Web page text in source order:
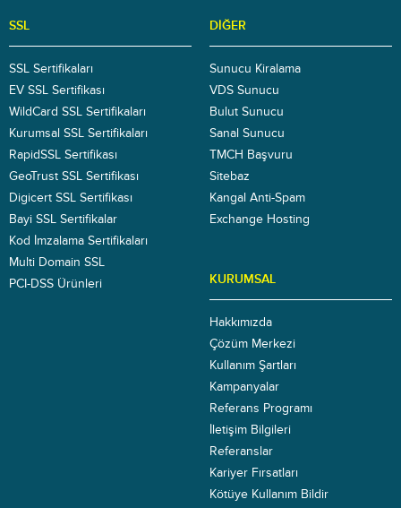
SSL
SSL Sertifikaları
EV SSL Sertifikası
WildCard SSL Sertifikaları
Kurumsal SSL Sertifikaları
RapidSSL Sertifikası
GeoTrust SSL Sertifikası
Digicert SSL Sertifikası
Bayi SSL Sertifikalar
Kod İmzalama Sertifikaları
Multi Domain SSL
PCI-DSS Ürünleri
DIĞER
Sunucu Kiralama
VDS Sunucu
Bulut Sunucu
Sanal Sunucu
TMCH Başvuru
Sitebaz
Kangal Anti-Spam
Exchange Hosting
KURUMSAL
Hakkımızda
Çözüm Merkezi
Kullanım Şartları
Kampanyalar
Referans Programı
İletişim Bilgileri
Referanslar
Kariyer Fırsatları
Kötüye Kullanım Bildir